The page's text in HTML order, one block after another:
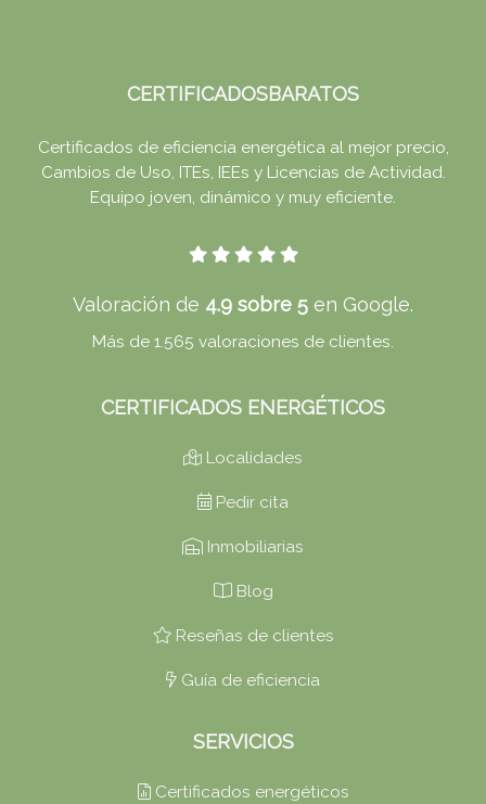
CERTIFICADOSBARATOS
Certificados de eficiencia energética al mejor precio,
Cambios de Uso, ITEs, IEEs y Licencias de Actividad.
Equipo joven, dinámico y muy eficiente.
Valoración de 4.9 sobre 5 en Google.
Más de 1.565 valoraciones de clientes.
CERTIFICADOS ENERGÉTICOS
Localidades
Pedir cita
Inmobiliarias
Blog
Reseñas de clientes
Guía de eficiencia
SERVICIOS
Certificados energéticos